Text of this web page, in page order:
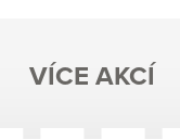
VÍCE AKCÍ